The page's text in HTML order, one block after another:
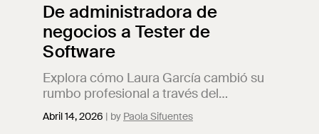
De administradora de
negocios a Tester de
Software
Explora cómo Laura García cambió su
rumbo profesional a través del
bootcamp TripleTen: de administración
de negocios a Tester de Software en tan
Abril 14, 2026 Paola Sifuentes